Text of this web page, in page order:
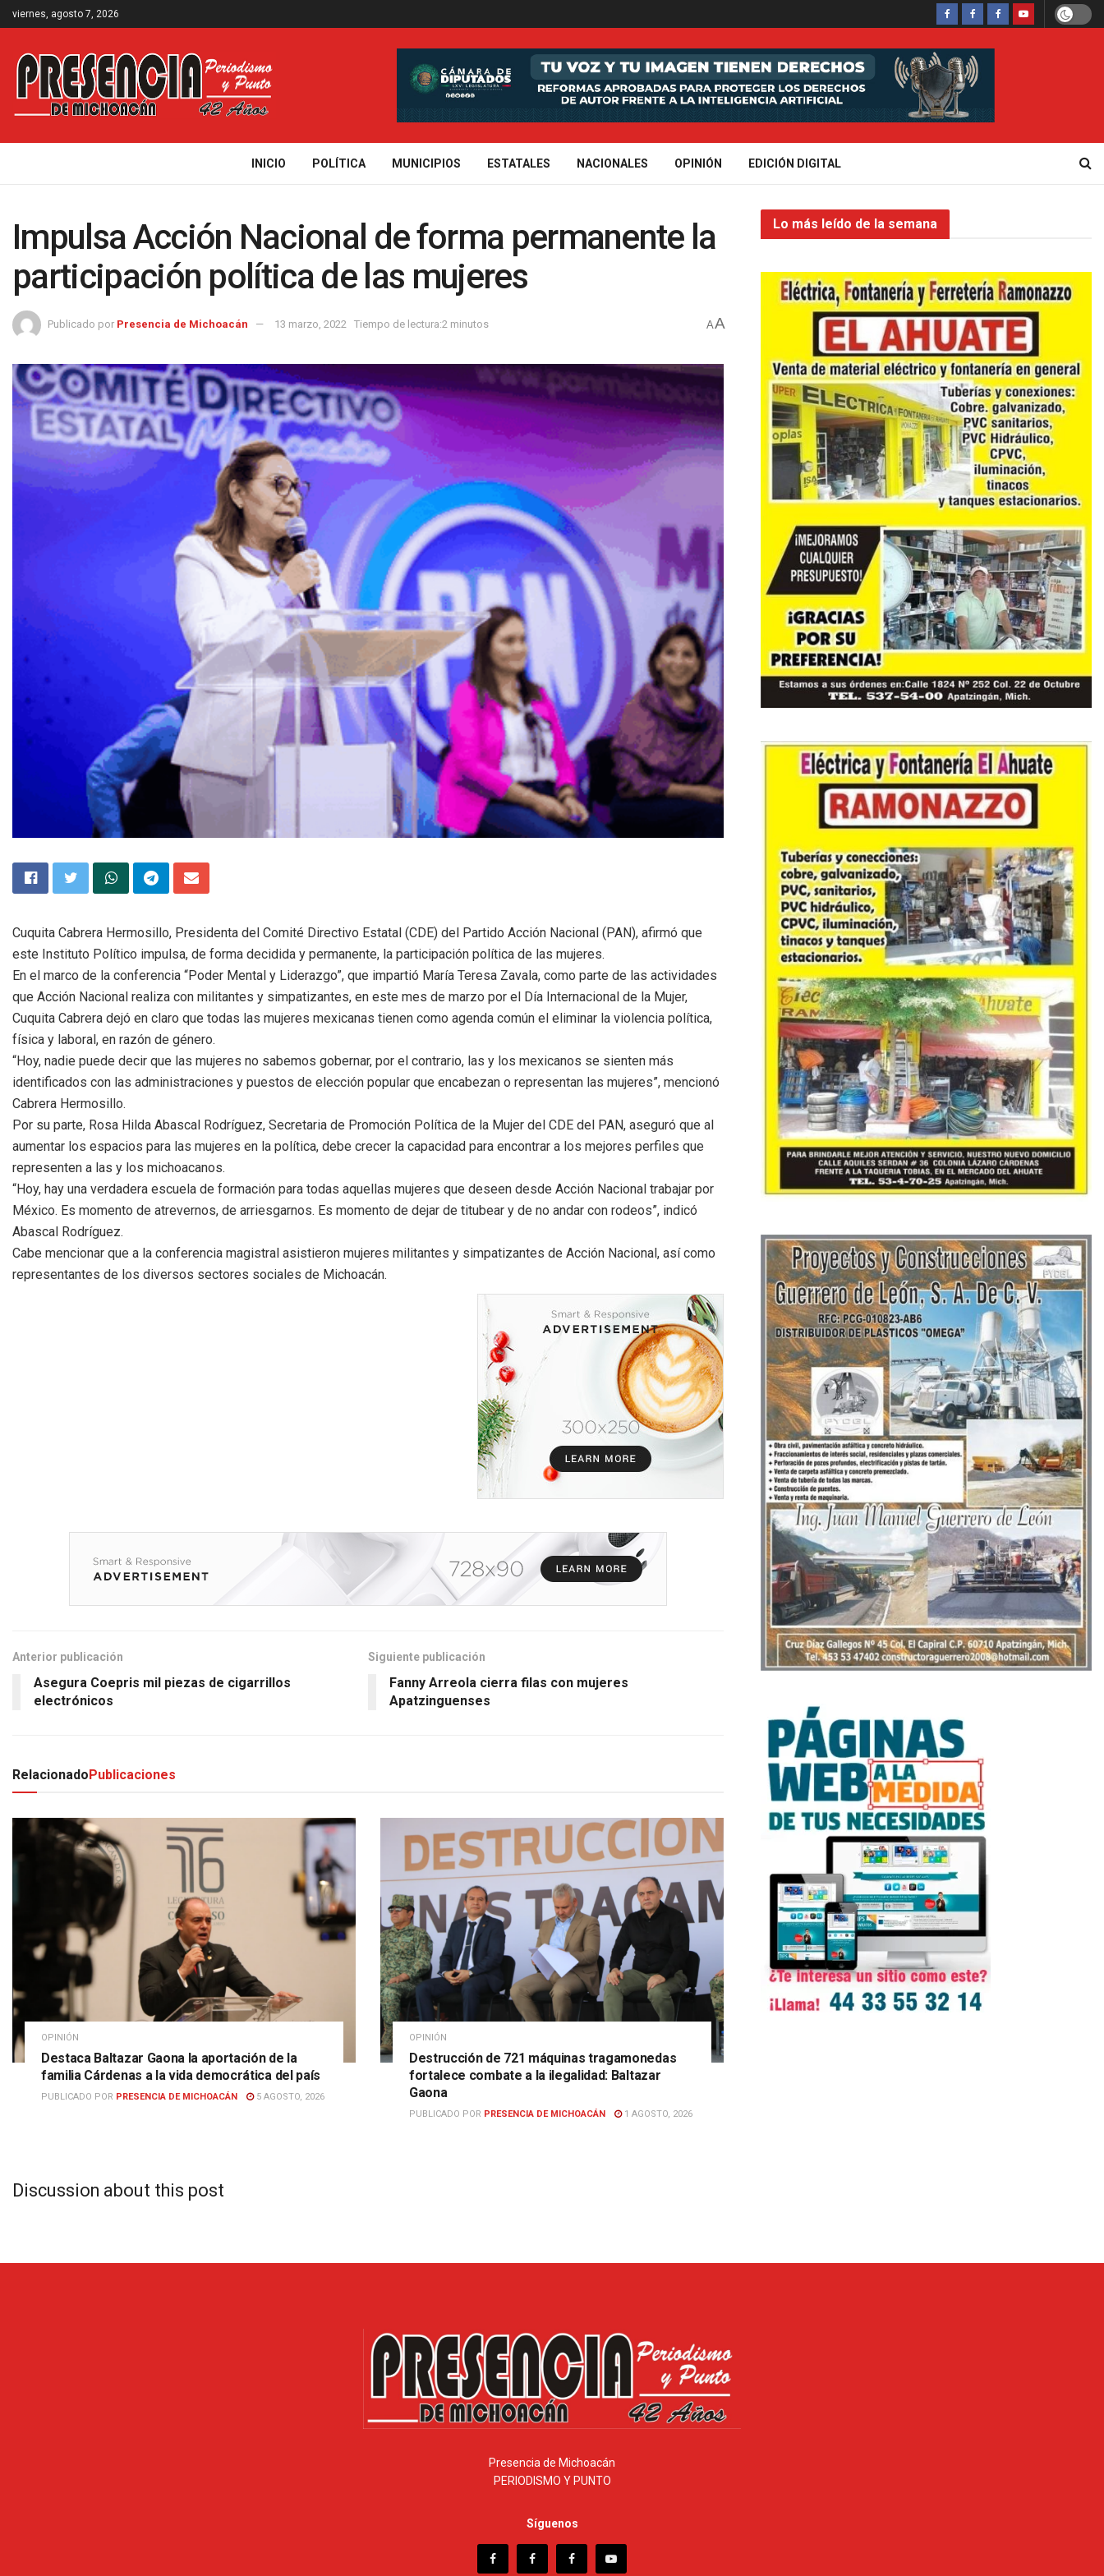
viernes, agosto 7, 2026
INICIO POLÍTICA MUNICIPIOS ESTATALES NACIONALES OPINIÓN EDICIÓN DIGITAL
Impulsa Acción Nacional de forma permanente la
participación política de las mujeres
Publicado por Presencia de Michoacán 13 marzo, 2022 Tiempo de lectura:2 minutos AA
Cuquita Cabrera Hermosillo, Presidenta del Comité Directivo Estatal (CDE) del Partido Acción Nacional (PAN), afirmó que
este Instituto Político impulsa, de forma decidida y permanente, la participación política de las mujeres.
En el marco de la conferencia “Poder Mental y Liderazgo”, que impartió María Teresa Zavala, como parte de las actividades
que Acción Nacional realiza con militantes y simpatizantes, en este mes de marzo por el Día Internacional de la Mujer,
Cuquita Cabrera dejó en claro que todas las mujeres mexicanas tienen como agenda común el eliminar la violencia política,
física y laboral, en razón de género.
“Hoy, nadie puede decir que las mujeres no sabemos gobernar, por el contrario, las y los mexicanos se sienten más
identificados con las administraciones y puestos de elección popular que encabezan o representan las mujeres”, mencionó
Cabrera Hermosillo.
Por su parte, Rosa Hilda Abascal Rodríguez, Secretaria de Promoción Política de la Mujer del CDE del PAN, aseguró que al
aumentar los espacios para las mujeres en la política, debe crecer la capacidad para encontrar a los mejores perfiles que
representen a las y los michoacanos.
“Hoy, hay una verdadera escuela de formación para todas aquellas mujeres que deseen desde Acción Nacional trabajar por
México. Es momento de atrevernos, de arriesgarnos. Es momento de dejar de titubear y de no andar con rodeos”, indicó
Abascal Rodríguez.
Cabe mencionar que a la conferencia magistral asistieron mujeres militantes y simpatizantes de Acción Nacional, así como
representantes de los diversos sectores sociales de Michoacán.
Anterior publicación
Asegura Coepris mil piezas de cigarrillos
electrónicos
Siguiente publicación
Fanny Arreola cierra filas con mujeres
Apatzinguenses
RelacionadoPublicaciones
OPINIÓN
Destaca Baltazar Gaona la aportación de la
familia Cárdenas a la vida democrática del país
PUBLICADO POR PRESENCIA DE MICHOACÁN 5 AGOSTO, 2026
OPINIÓN
Destrucción de 721 máquinas tragamonedas
fortalece combate a la ilegalidad: Baltazar
Gaona
PUBLICADO POR PRESENCIA DE MICHOACÁN 1 AGOSTO, 2026
Discussion about this post
Lo más leído de la semana
Presencia de Michoacán
PERIODISMO Y PUNTO
Síguenos